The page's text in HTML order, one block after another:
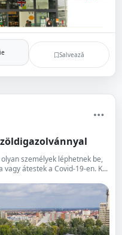
Salvează
személyek léphetnek be,
átestek a Covid-19-en. K...